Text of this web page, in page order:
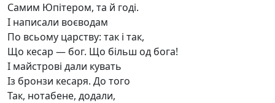
Самим Юпітером, та й годі.
І написали воєводам
По всьому царству: так і так,
Що кесар — бог. Що більш од бога!
І майстрові дали кувать
Із бронзи кесаря. До того
Так, нотабене, додали,